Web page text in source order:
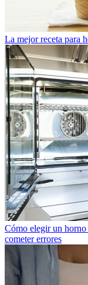
La mejor receta para
Cómo elegir un
cometer errores